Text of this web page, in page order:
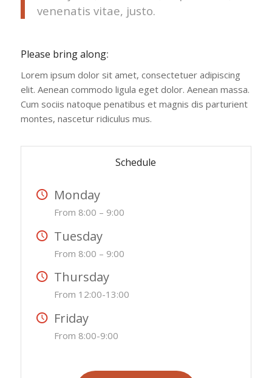
venenatis vitae, justo.
Please bring along:
Lorem ipsum dolor sit amet, consectetuer adipiscing
elit. Aenean commodo ligula eget dolor. Aenean massa.
Cum sociis natoque penatibus et magnis dis parturient
montes, nascetur ridiculus mus.
Schedule
Monday
From 8:00 – 9:00
Tuesday
From 8:00 – 9:00
Thursday
From 12:00-13:00
Friday
From 8:00-9:00